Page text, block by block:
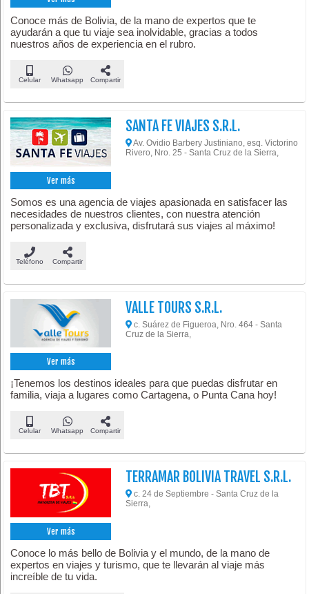
Conoce más de Bolivia, de la mano de expertos que te
ayudarán a que tu viaje sea inolvidable, gracias a todos
nuestros años de experiencia en el rubro.
Celular Whatsapp Compartir
Ver más
SANTA FE VIAJES S.R.L.
Av. Ovidio Barbery Justiniano, esq. Victorino
Rivero, Nro. 25 - Santa Cruz de la Sierra,
Somos es una agencia de viajes apasionada en satisfacer las
necesidades de nuestros clientes, con nuestra atención
personalizada y exclusiva, disfrutará sus viajes al máximo!
Teléfono Compartir
Ver más
VALLE TOURS S.R.L.
c. Suárez de Figueroa, Nro. 464 - Santa
Cruz de la Sierra,
¡Tenemos los destinos ideales para que puedas disfrutar en
familia, viaja a lugares como Cartagena, o Punta Cana hoy!
Celular Whatsapp Compartir
Ver más
TERRAMAR BOLIVIA TRAVEL S.R.L.
c. 24 de Septiembre - Santa Cruz de la
Sierra,
Conoce lo más bello de Bolivia y el mundo, de la mano de
expertos en viajes y turismo, que te llevarán al viaje más
increíble de tu vida.